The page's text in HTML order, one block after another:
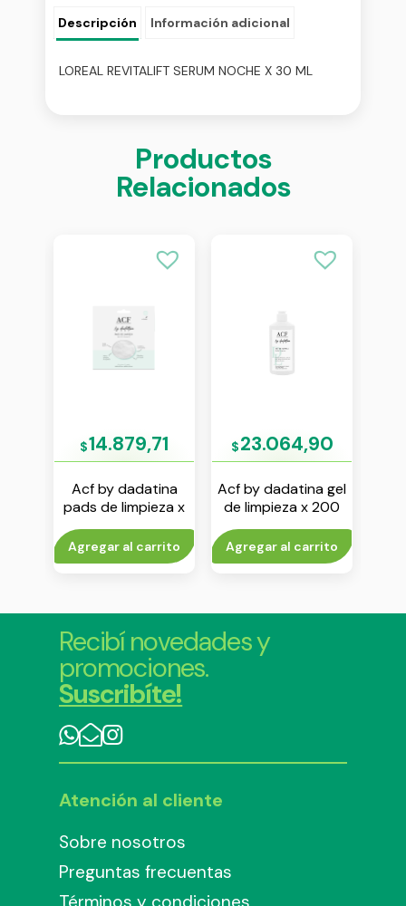
Descripción Información adicional
LOREAL REVITALIFT SERUM NOCHE X 30 ML
Productos
Relacionados
$14.879,71
Acf by dadatina
pads de limpieza x
2 unidades
Agregar al carrito
$23.064,90
Acf by dadatina gel
de limpieza x 200
ml
Agregar al carrito
Recibí novedades y
promociones.
Suscribíte!
Atención al cliente
Sobre nosotros
Preguntas frecuentas